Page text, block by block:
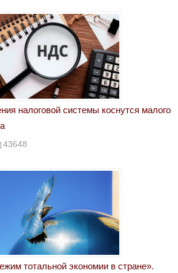
налоговой системы коснутся малого
43648
тотальной экономии в стране».